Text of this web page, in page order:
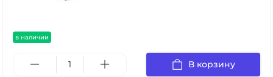
в наличии
В корзину